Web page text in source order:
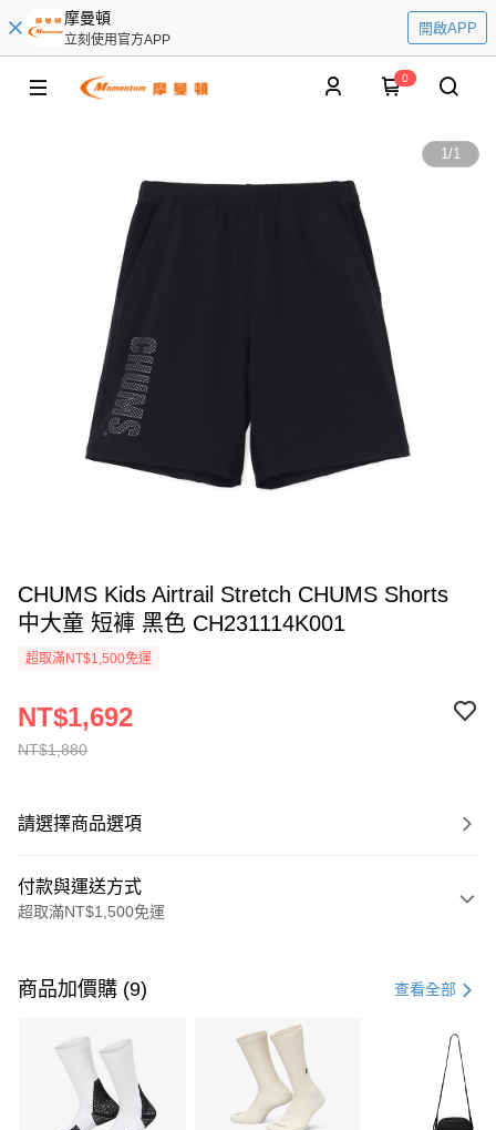
摩曼頓
立刻使用官方APP
開啟APP
0
1/1
CHUMS Kids Airtrail Stretch CHUMS Shorts
中大童 短褲 黑色 CH231114K001
超取滿NT$1,500免運
NT$1,880
NT$1,692
請選擇商品選項
付款與運送方式
超取滿NT$1,500免運
信用卡一次付款
3 期 0 利率 每期 21家銀行
合作金庫商業銀行
第一商業銀行
華南商業銀行
彰化商業銀行
商品加價購 (9) 查看全部